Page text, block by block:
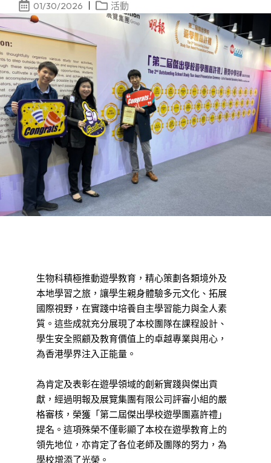
01/30/2026 活動
生物科積極推動遊學教育，精心策劃各類境外及
本地學習之旅，讓學生親身體驗多元文化、拓展
國際視野，在實踐中培養自主學習能力與全人素
質。這些成就充分展現了本校團隊在課程設計、
學生安全照顧及教育價值上的卓越專業與用心，
為香港學界注入正能量。
為肯定及表彰在遊學領域的創新實踐與傑出貢
獻，經過明報及展覽集團有限公司評審小組的嚴
格審核，榮獲「第二屆傑出學校遊學團嘉許禮」
提名。這項殊榮不僅彰顯了本校在遊學教育上的
領先地位，亦肯定了各位老師及團隊的努力，為
學校增添了光榮。